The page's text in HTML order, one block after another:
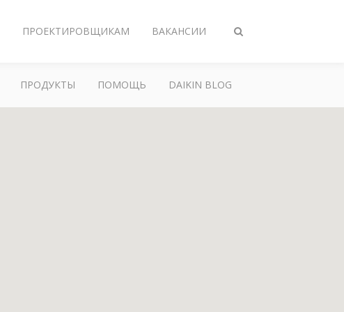
Переключить
ПРОЕКТИРОВЩИКАМ ВАКАНСИИ
ПРОДУКТЫ ПОМОЩЬ DAIKIN BLOG